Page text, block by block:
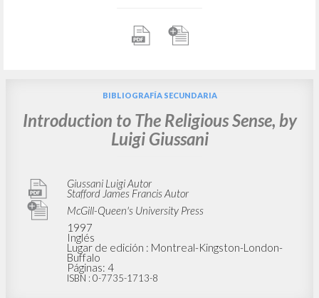
BIBLIOGRAFÍA SECUNDARIA
Introduction to The Religious Sense, by
Luigi Giussani
Giussani Luigi Autor
Stafford James Francis Autor
McGill-Queen's University Press
1997
Inglés
Lugar de edición : Montreal-Kingston-London-
Buffalo
Páginas: 4
ISBN : 0-7735-1713-8